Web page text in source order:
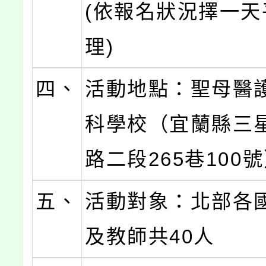
(依報名狀況擇一
理)
四、
活動地點：聖母醫
科學校（宜蘭縣三
路二段265巷100
五、
活動對象：北部各
及教師共40人